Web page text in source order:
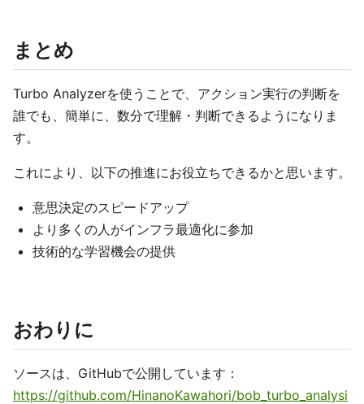
まとめ
Turbo Analyzerを使うことで、アクション実行の判断を
誰でも、簡単に、数分で理解・判断できるようになりま
す。
これにより、以下の推進にお役立ちできるかと思います。
意思決定のスピードアップ
より多くの人がインフラ最適化に参加
技術的な学習機会の提供
おわりに
ソースは、GitHubで公開しています：
https://github.com/HinanoKawahori/bob_turbo_analysi